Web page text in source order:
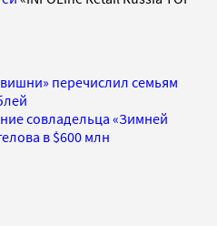
перечислил семьям
совладельца «Зимней
в $600 млн